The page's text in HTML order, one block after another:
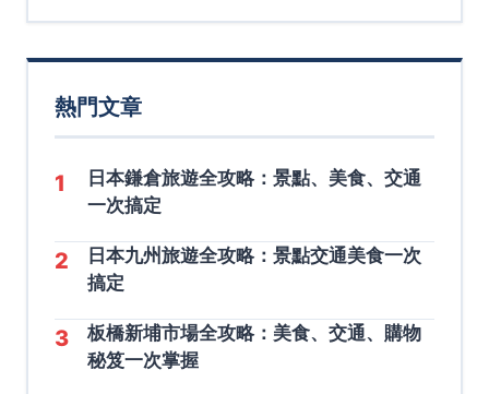
熱門文章
1
日本鎌倉旅遊全攻略：景點、美食、交通
一次搞定
2
日本九州旅遊全攻略：景點交通美食一次
搞定
3
板橋新埔市場全攻略：美食、交通、購物
秘笈一次掌握